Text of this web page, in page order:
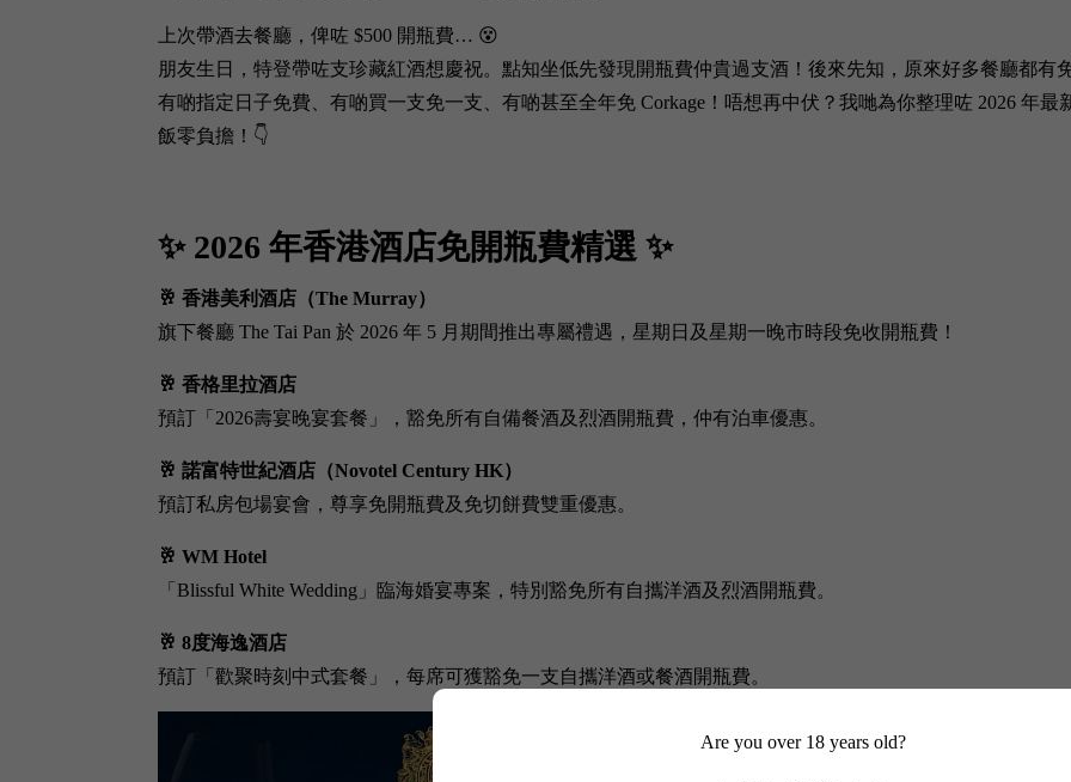
Are you over 18 years old?
上次帶酒去餐廳，俾咗 $500 開瓶費… 😵
朋友生日，特登帶咗支珍藏紅酒想慶祝。點知坐低先發現開瓶費仲貴過支酒！後來先知，原來好多餐廳都有
有啲指定日子免費、有啲買一支免一支、有啲甚至全年免 Corkage！唔想再中伏？我哋為你整理咗 2026 年
飯零負擔！👇
✨ 2026 年香港酒店免開瓶費精選 ✨
🥂 香港美利酒店（The Murray）
旗下餐廳 The Tai Pan 於 2026 年 5 月期間推出專屬禮遇，星期日及星期一晚市時段免收開瓶費！
🥂 香格里拉酒店
預訂「2026壽宴晚宴套餐」，豁免所有自備餐酒及烈酒開瓶費，仲有泊車優惠。
🥂 諾富特世紀酒店（Novotel Century HK）
預訂私房包場宴會，尊享免開瓶費及免切餅費雙重優惠。
🥂 WM Hotel
「Blissful White Wedding」臨海婚宴專案，特別豁免所有自攜洋酒及烈酒開瓶費。
🥂 8度海逸酒店
預訂「歡聚時刻中式套餐」，每席可獲豁免一支自攜洋酒或餐酒開瓶費。